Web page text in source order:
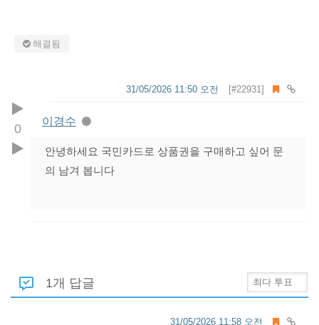
해결됨
0
[#22931]
31/05/2026 11:50 오전
이경수
안녕하세요 국민카드로 상품권을 구매하고 싶어 문
의 남겨 봅니다
1개 답글
31/05/2026 11:58 오전